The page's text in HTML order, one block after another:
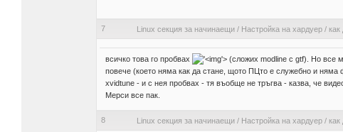
7 Linux секция за начинаещи / Настройка на хардуер /
всичко това го пробвах '> (сложих modline с gtf). Но все
повече (което няма как да стане, щото ПЦто е служебно и няма
xvidtune - и с нея пробвах - тя въобще не тръгва - казва, че
Мерси все пак.
8 Linux секция за начинаещи / Настройка на хардуер /